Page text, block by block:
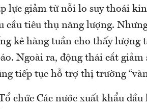
lực giảm từ nỗi lo suy thoái
cầu tiêu thụ năng lượng.
kê hàng tuần cho thấy lượng
Ngoài ra, động thái cắt giảm
tiếp tục hỗ trợ thị trường
chức Các nước xuất khẩu dầu